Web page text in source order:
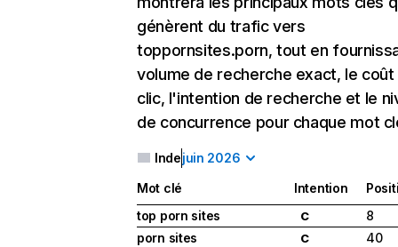
génèrent du trafic vers
toppornsites.porn, tout en
volume de recherche exact, le coût
clic, l'intention de recherche et le
de concurrence pour chaque mot
Indejuin 2026
Mot clé Intention
top porn sites
C
8
porn sites
C
40